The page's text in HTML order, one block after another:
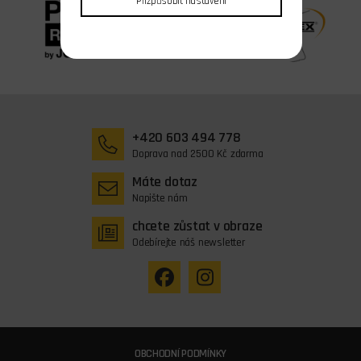
+420 603 494 778
Doprava nad 2500 Kč zdarma
Máte dotaz
Napište nám
chcete zůstat v obraze
Odebírejte náš newsletter
OBCHODNÍ PODMÍNKY